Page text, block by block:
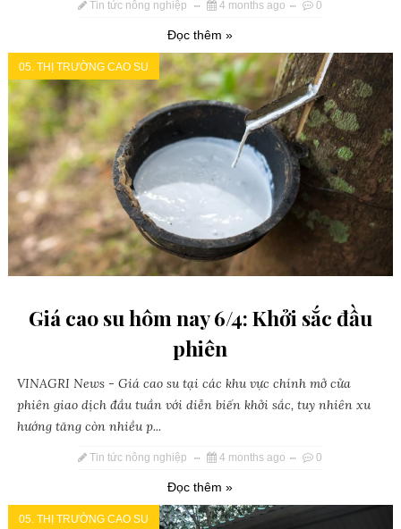
Tin tức nông nghiệp 4 months ago 0
Đọc thêm »
05. THỊ TRƯỜNG CAO SU
Giá cao su hôm nay 6/4: Khởi sắc đầu
phiên
VINAGRI News - Giá cao su tại các khu vực chính mở cửa
phiên giao dịch đầu tuần với diễn biến khởi sắc, tuy nhiên xu
hướng tăng còn nhiều p...
Tin tức nông nghiệp 4 months ago 0
Đọc thêm »
05. THỊ TRƯỜNG CAO SU